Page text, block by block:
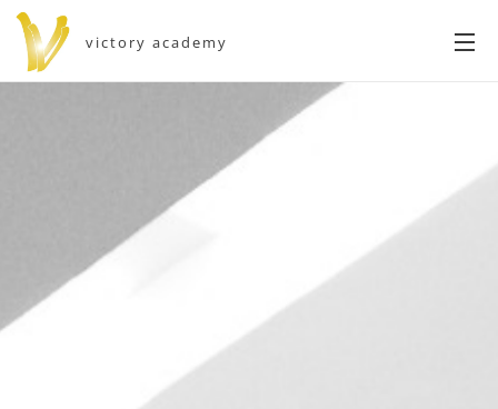
victory academy